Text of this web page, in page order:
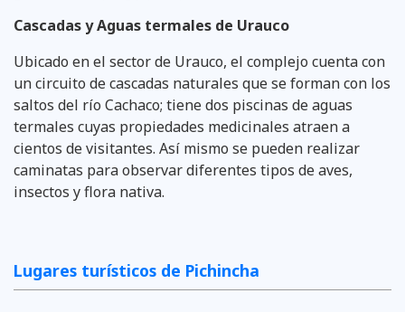
Cascadas y Aguas termales de Urauco
Ubicado en el sector de Urauco, el complejo cuenta con
un circuito de cascadas naturales que se forman con los
saltos del río Cachaco; tiene dos piscinas de aguas
termales cuyas propiedades medicinales atraen a
cientos de visitantes. Así mismo se pueden realizar
caminatas para observar diferentes tipos de aves,
insectos y flora nativa.
Lugares turísticos de Pichincha